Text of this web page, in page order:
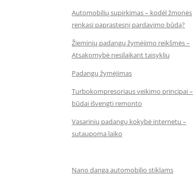
Automobilių supirkimas – kodėl žmonės
renkasi paprastesnį pardavimo būdą?
Žieminių padangų žymėjimo reikšmės –
Atsakomybė nesilaikant taisyklių
Padangų žymėjimas
Turbokompresoriaus veikimo principai –
būdai išvengti remonto
Vasarinių padangų kokybė internetu –
sutaupoma laiko
Nano danga automobilio stiklams